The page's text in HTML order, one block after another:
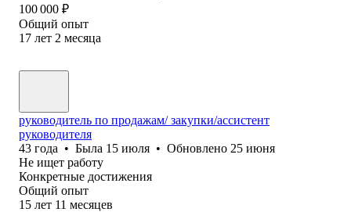
100 000 ₽
Общий опыт
17 лет 2 месяца
руководитель по продажам/ закупки/ассистент
руководителя
43 года • Была 15 июля • Обновлено 25 июня
Не ищет работу
Конкретные достижения
Общий опыт
15 лет 11 месяцев